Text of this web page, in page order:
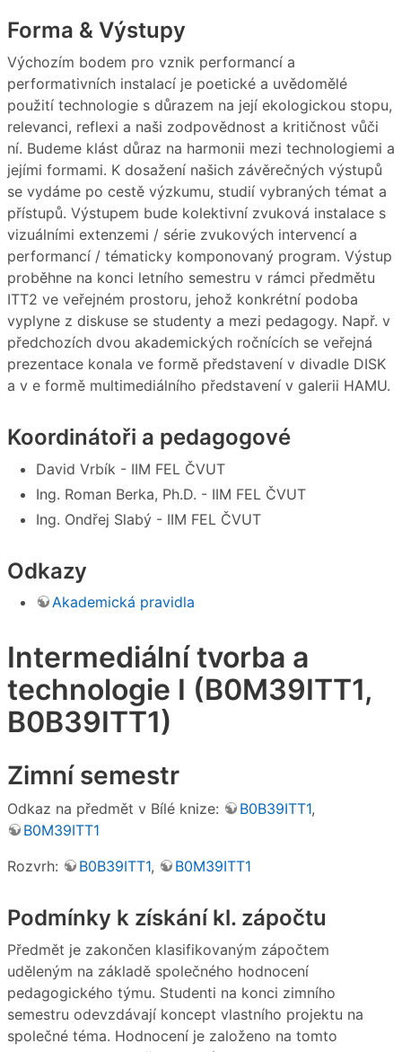
Forma & Výstupy
Výchozím bodem pro vznik performancí a
performativních instalací je poetické a uvědomělé
použití technologie s důrazem na její ekologickou stopu,
relevanci, reflexi a naši zodpovědnost a kritičnost vůči
ní. Budeme klást důraz na harmonii mezi technologiemi a
jejími formami. K dosažení našich závěrečných výstupů
se vydáme po cestě výzkumu, studií vybraných témat a
přístupů. Výstupem bude kolektivní zvuková instalace s
vizuálními extenzemi / série zvukových intervencí a
performancí / tématicky komponovaný program. Výstup
proběhne na konci letního semestru v rámci předmětu
ITT2 ve veřejném prostoru, jehož konkrétní podoba
vyplyne z diskuse se studenty a mezi pedagogy. Např. v
předchozích dvou akademických ročnících se veřejná
prezentace konala ve formě představení v divadle DISK
a v e formě multimediálního představení v galerii HAMU.
Koordinátoři a pedagogové
David Vrbík - IIM FEL ČVUT
Ing. Roman Berka, Ph.D. - IIM FEL ČVUT
Ing. Ondřej Slabý - IIM FEL ČVUT
Odkazy
Akademická pravidla
Intermediální tvorba a
technologie I (B0M39ITT1,
B0B39ITT1)
Zimní semestr
Odkaz na předmět v Bílé knize: B0B39ITT1,
B0M39ITT1
Rozvrh:
B0B39ITT1, B0M39ITT1
Podmínky k získání kl. zápočtu
Předmět je zakončen klasifikovaným zápočtem
uděleným na základě společného hodnocení
pedagogického týmu. Studenti na konci zimního
semestru odevzdávají koncept vlastního projektu na
společné téma. Hodnocení je založeno na tomto